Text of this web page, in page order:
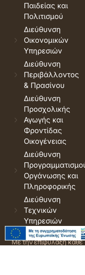
Παιδείας και
Πολιτισμού
Διεύθυνση
Οικονομικών
Υπηρεσιών
Διεύθυνση
Περιβάλλοντος
& Πρασίνου
Διεύθυνση
Προσχολικής
Αγωγής και
Φροντίδας
Οικογένειας
Διεύθυνση
Οργάνωσης και
Πληροφορικής
Διεύθυνση
Τεχνικών
Υπηρεσιών
© 2026 Δήμος Δράμας.
Με την επιφύλαξη κάθε